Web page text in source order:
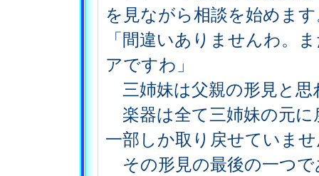
を見ながら相談を始めま
「間違いありませんわ。
アですわ」
三姉妹は父親の形見と思
楽器は全て三姉妹の元に
一部しか取り戻せていま
その形見の最後の一つで